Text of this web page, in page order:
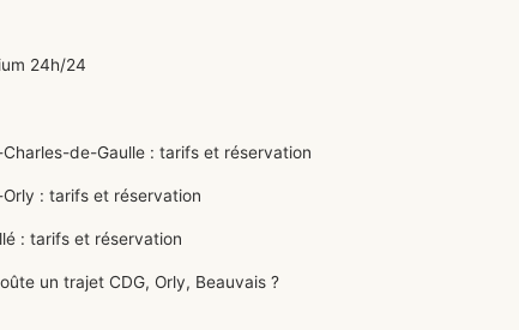
24h/24
de-Gaulle : tarifs et réservation
: tarifs et réservation
: tarifs et réservation
un trajet CDG, Orly, Beauvais ?